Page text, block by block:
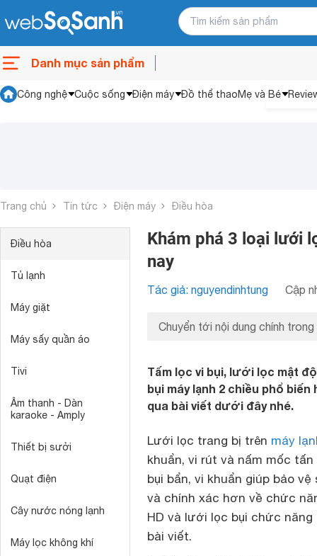
Danh mục sản phẩm
Công nghệ Cuộc sống Điện máy Đồ thể thaoMẹ và Bé
Trang chủ Tin tức Điện máy Điều hòa
Điều hòa
Tủ lạnh
Máy giặt
Máy sấy quần áo
Tivi
Âm thanh - Dàn
karaoke - Amply
Thiết bị sưởi
Quạt điện
Cây nước nóng lạnh
Máy lọc không khí
Khám phá 3 loại lưới
nay
Tác giả: nguyendinhtung Cập
Chuyển tới nội dung chính trong
Tấm lọc vi bụi, lưới lọc mật
bụi máy lạnh 2 chiều phổ
qua bài viết dưới đây nhé.
Lưới lọc trang bị trên máy
khuẩn, vi rút và nấm mốc
bụi bẩn, vi khuẩn giúp bảo
và chính xác hơn về chức
HD và lưới lọc bụi chức
bài viết.